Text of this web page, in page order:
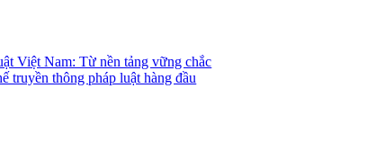
Việt Nam: Từ nền tảng vững chắc
truyền thông pháp luật hàng đầu